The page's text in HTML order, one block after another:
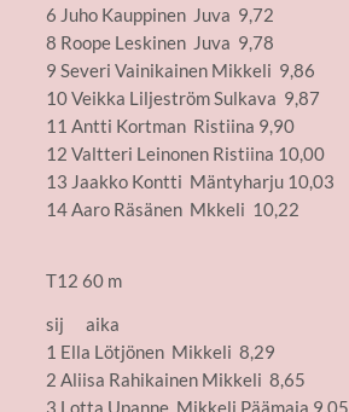
6 Juho Kauppinen Juva 9,72
8 Roope Leskinen Juva 9,78
9 Severi Vainikainen Mikkeli 9,86
10 Veikka Liljeström Sulkava 9,87
11 Antti Kortman Ristiina 9,90
12 Valtteri Leinonen Ristiina 10,00
13 Jaakko Kontti Mäntyharju 10,03
14 Aaro Räsänen Mkkeli 10,22
T12 60 m
sij aika
1 Ella Lötjönen Mikkeli 8,29
2 Aliisa Rahikainen Mikkeli 8,65
3 Lotta Upanne Mikkeli Päämaja 9,05